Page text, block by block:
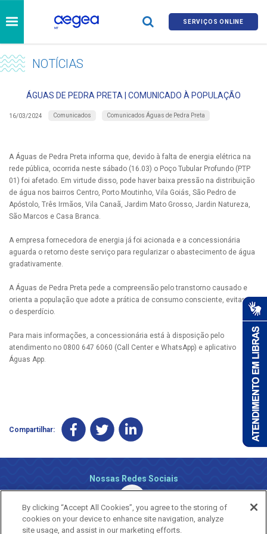
SERVIÇOS ONLINE
NOTÍCIAS
ÁGUAS DE PEDRA PRETA | COMUNICADO À POPULAÇÃO
16/03/2024 Comunicados Comunicados Águas de Pedra Preta
A Águas de Pedra Preta informa que, devido à falta de energia elétrica na
rede pública, ocorrida neste sábado (16.03) o Poço Tubular Profundo (PTP
01) foi afetado. Em virtude disso, pode haver baixa pressão na distribuição
de água nos bairros Centro, Porto Moutinho, Vila Goiás, São Pedro de
Apóstolo, Três Irmãos, Vila Canaã, Jardim Mato Grosso, Jardin Natureza,
São Marcos e Casa Branca.
A empresa fornecedora de energia já foi acionada e a concessionária
aguarda o retorno deste serviço para regularizar o abastecimento de água
gradativamente.
A Águas de Pedra Preta pede a compreensão pelo transtorno causado e
orienta a população que adote a prática de consumo consciente, evitando
o desperdício.
Para mais informações, a concessionária está à disposição pelo
atendimento no 0800 647 6060 (Call Center e WhatsApp) e aplicativo
Águas App.
Compartilhar:
Nossas Redes Sociais
By clicking “Accept All Cookies”, you agree to the storing of
cookies on your device to enhance site navigation, analyze
site usage, and assist in our marketing efforts.